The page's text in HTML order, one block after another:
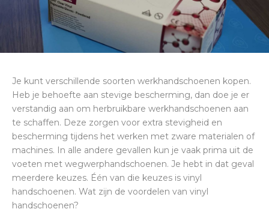
Je kunt verschillende soorten werkhandschoenen kopen.
Heb je behoefte aan stevige bescherming, dan doe je er
verstandig aan om herbruikbare werkhandschoenen aan
te schaffen. Deze zorgen voor extra stevigheid en
bescherming tijdens het werken met zware materialen of
machines. In alle andere gevallen kun je vaak prima uit de
voeten met wegwerphandschoenen. Je hebt in dat geval
meerdere keuzes. Één van die keuzes is vinyl
handschoenen. Wat zijn de voordelen van vinyl
handschoenen?